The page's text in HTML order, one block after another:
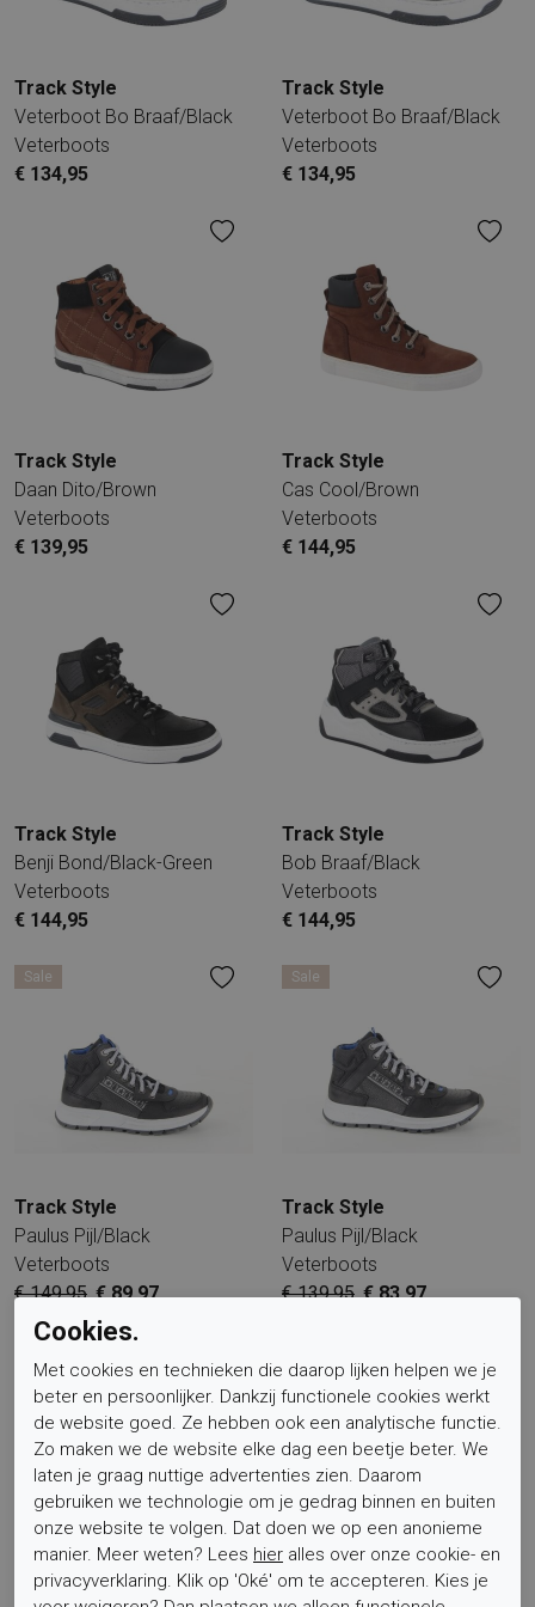
Track Style
Veterboot Bo Braaf/Black
Veterboots
€ 134,95
Track Style
Veterboot Bo Braaf/Black
Veterboots
€ 134,95
Track Style
Daan Dito/Brown
Veterboots
€ 139,95
Track Style
Cas Cool/Brown
Veterboots
€ 144,95
Track Style
Benji Bond/Black-Green
Veterboots
€ 144,95
Track Style
Bob Braaf/Black
Veterboots
€ 144,95
Sale
Track Style
Paulus Pijl/Black
Veterboots
€ 149,95 € 89,97
Sale
Track Style
Paulus Pijl/Black
Veterboots
€ 139,95 € 83,97
Track Style
Cookies.
Met cookies en technieken die daarop lijken helpen we je
beter en persoonlijker. Dankzij functionele cookies werkt
de website goed. Ze hebben ook een analytische functie.
Zo maken we de website elke dag een beetje beter. We
laten je graag nuttige advertenties zien. Daarom
gebruiken we technologie om je gedrag binnen en buiten
onze website te volgen. Dat doen we op een anonieme
manier. Meer weten? Lees hier alles over onze cookie- en
privacyverklaring. Klik op 'Oké' om te accepteren. Kies je